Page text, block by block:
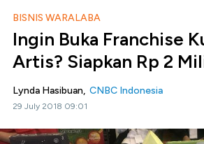
BISNIS WARALABA
Ingin Buka Franchise
Artis? Siapkan Rp 2
Lynda Hasibuan, CNBC Indonesia
29 July 2018 09:01